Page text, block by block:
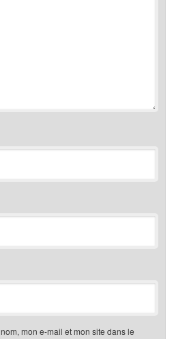
mon e-mail et mon site dans le